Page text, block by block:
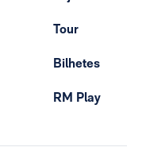
Tour
Bilhetes
RM Play